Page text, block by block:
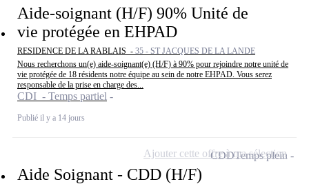
Aide-soignant (H/F) 90% Unité de
vie protégée en EHPAD
RESIDENCE DE LA RABLAIS - 35 - ST JACQUES DE LA LANDE
Nous recherchons un(e) aide-soignant(e) (H/F) à 90% pour rejoindre notre unité de
vie protégée de 18 résidents notre équipe au sein de notre EHPAD. Vous serez
responsable de la prise en charge des...
CDI - Temps partiel
Publié il y a 14 jours
Aide Soignant - CDD (H/F)
CDDTemps plein
Ajouter cette offre à ma sélection